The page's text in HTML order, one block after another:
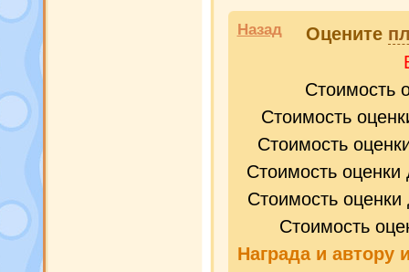
Назад Оцените
Стоимость
Стоимость
Стоимость
Стоимость
Стоимость
Стоимость
Награда и автору